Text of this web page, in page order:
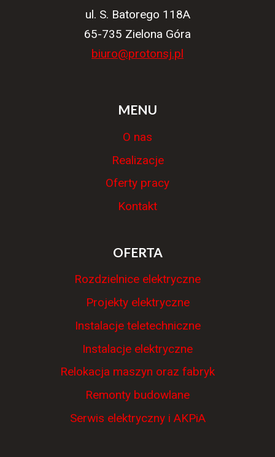
ul. S. Batorego 118A
65-735 Zielona Góra
biuro@protonsj.pl
MENU
O nas
Realizacje
Oferty pracy
Kontakt
OFERTA
Rozdzielnice elektryczne
Projekty elektryczne
Instalacje teletechniczne
Instalacje elektryczne
Relokacja maszyn oraz fabryk
Remonty budowlane
Serwis elektryczny i AKPiA